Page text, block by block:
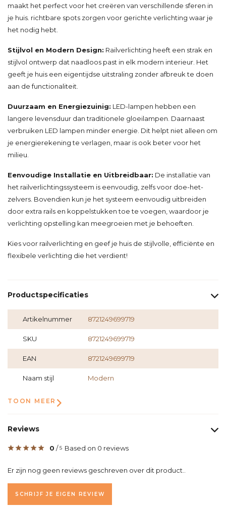
maakt het perfect voor het creëren van verschillende sferen in
je huis. richtbare spots zorgen voor gerichte verlichting waar je
het nodig hebt.
Stijlvol en Modern Design: Railverlichting heeft een strak en
stijlvol ontwerp dat naadloos past in elk modern interieur. Het
geeft je huis een eigentijdse uitstraling zonder afbreuk te doen
aan de functionaliteit.
Duurzaam en Energiezuinig: LED-lampen hebben een
langere levensduur dan traditionele gloeilampen. Daarnaast
verbruiken LED lampen minder energie. Dit helpt niet alleen om
je energierekening te verlagen, maar is ook beter voor het
milieu.
Eenvoudige Installatie en Uitbreidbaar: De installatie van
het railverlichtingssysteem is eenvoudig, zelfs voor doe-het-
zelvers. Bovendien kun je het systeem eenvoudig uitbreiden
door extra rails en koppelstukken toe te voegen, waardoor je
verlichting opstelling kan meegroeien met je behoeften.
Kies voor railverlichting en geef je huis de stijlvolle, efficiënte en
flexibele verlichting die het verdient!
Productspecificaties
Artikelnummer 8721249699719
SKU 8721249699719
EAN 8721249699719
Naam stijl Modern
TOON MEER
Reviews
0 /5 Based on 0 reviews
Er zijn nog geen reviews geschreven over dit product..
SCHRIJF JE EIGEN REVIEW